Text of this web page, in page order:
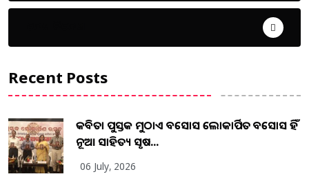
Recent Posts
କବିତା ପୁସ୍ତକ ମୁଠାଏ ଅବସୋସ ଲୋକାର୍ପିତ ଅବସୋସ ହିଁ
ନୂଆ ସାହିତ୍ୟ ସୃଷ...
06 July, 2026